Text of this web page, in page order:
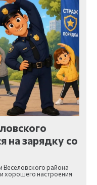
на зарядку со
Веселовского района
хорошего настроения